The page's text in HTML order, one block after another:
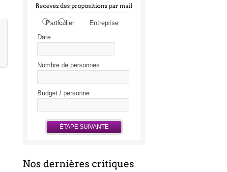
Particulier
Entreprise
Date
Nombre de personnes
Budget / personne
ÉTAPE SUIVANTE